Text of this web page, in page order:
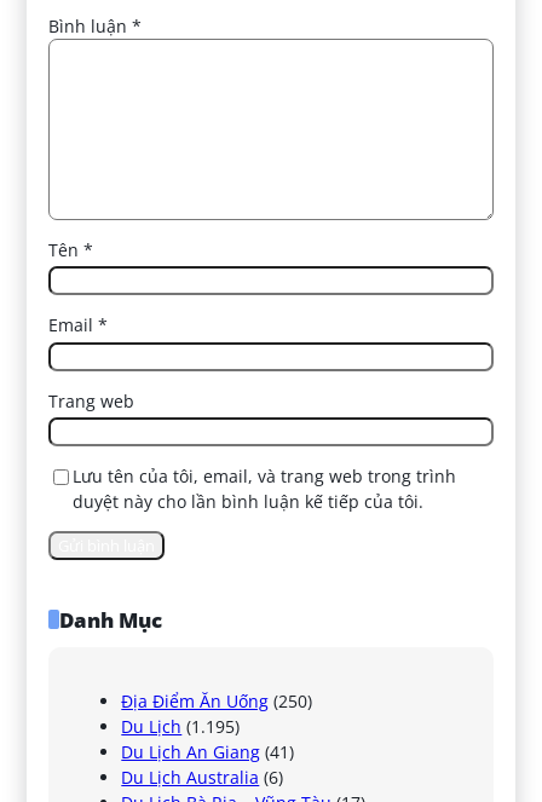
Bình luận*
Tên*
Email*
Trang web
Lưu tên của tôi, email, và trang web trong trình
duyệt này cho lần bình luận kế tiếp của tôi.
Danh Mục
Địa Điểm Ăn Uống (250)
Du Lịch (1.195)
Du Lịch An Giang (41)
Du Lịch Australia (6)